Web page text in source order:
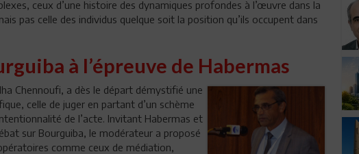
ceux d’une histoire des dynamiques profondes à l’œuvre dans la
pas celle des individus quelque soit la position qu’ils occupent dans
à l’épreuve de Habermas
Chennoufi, a dès le départ démystifié une
celle de juger en partant d’un schème
de l’acte. Invitant Habermas et
sur Bourguiba, le modérateur a proposé
comme ceux de médiation,